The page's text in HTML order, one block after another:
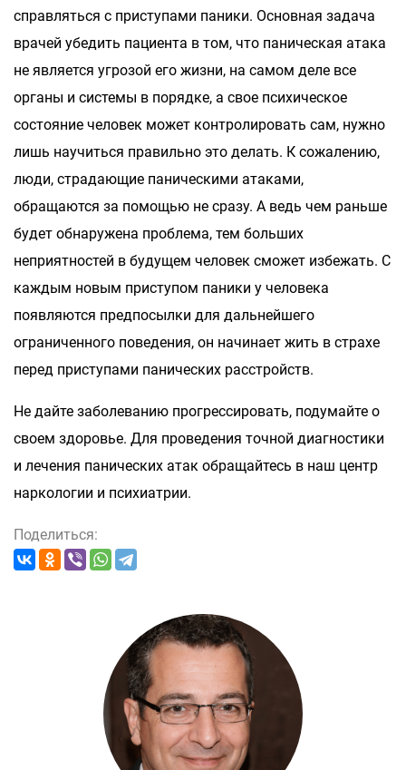
справляться с приступами паники. Основная задача
врачей убедить пациента в том, что паническая атака
не является угрозой его жизни, на самом деле все
органы и системы в порядке, а свое психическое
состояние человек может контролировать сам, нужно
лишь научиться правильно это делать. К сожалению,
люди, страдающие паническими атаками,
обращаются за помощью не сразу. А ведь чем раньше
будет обнаружена проблема, тем больших
неприятностей в будущем человек сможет избежать. С
каждым новым приступом паники у человека
появляются предпосылки для дальнейшего
ограниченного поведения, он начинает жить в страхе
перед приступами панических расстройств.
Не дайте заболеванию прогрессировать, подумайте о
своем здоровье. Для проведения точной диагностики
и лечения панических атак обращайтесь в наш центр
наркологии и психиатрии.
Поделиться: